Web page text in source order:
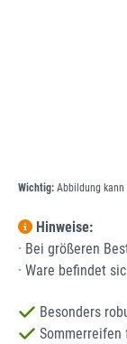
Wichtig: Abbildung
Hinweise:
· Bei größeren
· Ware befindet
Besonders
Sommerreifen